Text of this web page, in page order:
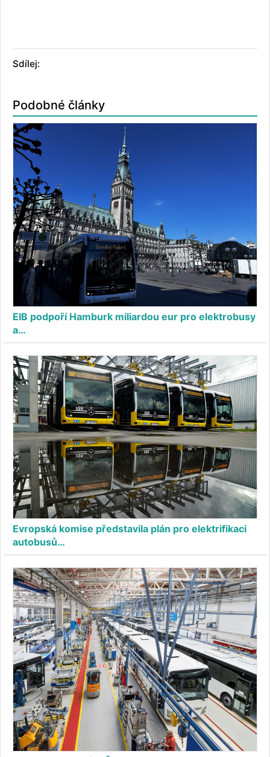
Sdílej:
Podobné články
EIB podpoří Hamburk miliardou eur pro elektrobusy
a…
Evropská komise představila plán pro elektrifikaci
autobusů…